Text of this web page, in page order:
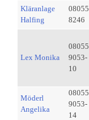
Kläranlage
Halfing
08055
8246
Lex Monika
08055
9053-
10
Möderl
Angelika
08055
9053-
14